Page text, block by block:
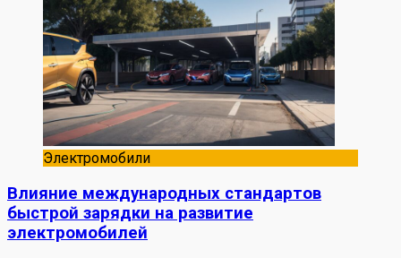
Электромобили
Влияние международных стандартов
быстрой зарядки на развитие
электромобилей